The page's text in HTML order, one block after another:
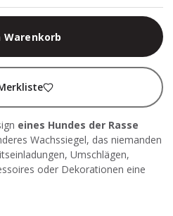
Warenkorb
eines Hundes der Rasse
Wachssiegel, das niemanden
Umschlägen,
oder Dekorationen eine